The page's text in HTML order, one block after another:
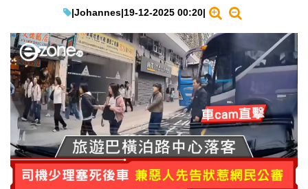
|Johannes|19-12-2025 00:20|